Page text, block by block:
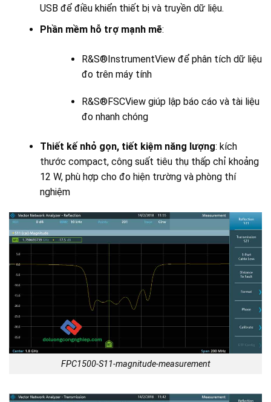
USB để điều khiển thiết bị và truyền dữ liệu.
Phần mềm hỗ trợ mạnh mẽ:
R&S®InstrumentView để phân tích dữ liệu
đo trên máy tính
R&S®FSCView giúp lập báo cáo và tài liệu
đo nhanh chóng
Thiết kế nhỏ gọn, tiết kiệm năng lượng: kích
thước compact, công suất tiêu thụ thấp chỉ khoảng
12 W, phù hợp cho đo hiện trường và phòng thí
nghiệm
FPC1500-S11-magnitude-measurement